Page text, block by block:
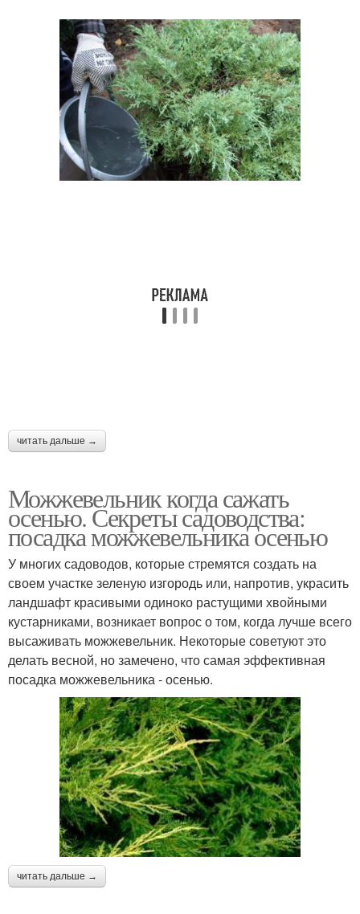
читать дальше →
Можжевельник когда сажать
осенью. Секреты садоводства:
посадка можжевельника осенью
У многих садоводов, которые стремятся создать на
своем участке зеленую изгородь или, напротив, украсить
ландшафт красивыми одиноко растущими хвойными
кустарниками, возникает вопрос о том, когда лучше всего
высаживать можжевельник. Некоторые советуют это
делать весной, но замечено, что самая эффективная
посадка можжевельника - осенью.
читать дальше →